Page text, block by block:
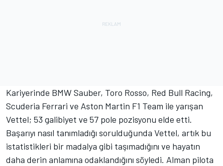
Kariyerinde BMW Sauber, Toro Rosso, Red Bull Racing,
Scuderia Ferrari ve Aston Martin F1 Team ile yarışan
Vettel; 53 galibiyet ve 57 pole pozisyonu elde etti.
Başarıyı nasıl tanımladığı sorulduğunda Vettel, artık bu
istatistikleri bir madalya gibi taşımadığını ve hayatın
daha derin anlamına odaklandığını söyledi. Alman pilota